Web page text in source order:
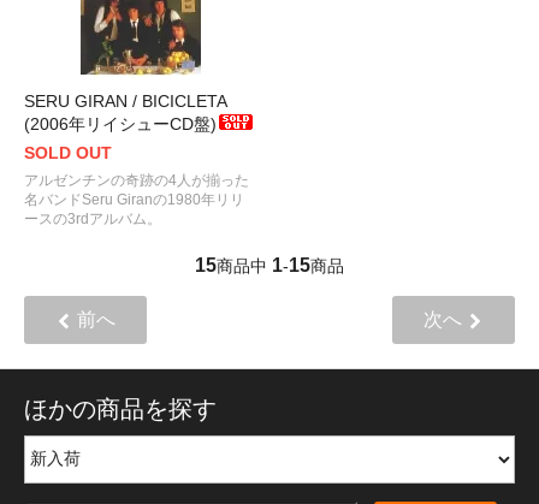
SERU GIRAN / BICICLETA
(2006年リイシューCD盤)
SOLD OUT
アルゼンチンの奇跡の4人が揃った
名バンドSeru Giranの1980年リリ
ースの3rdアルバム。
15商品中 1-15商品
前へ 次へ
ほかの商品を探す